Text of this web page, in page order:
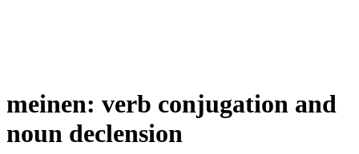
meinen: verb conjugation and
noun declension